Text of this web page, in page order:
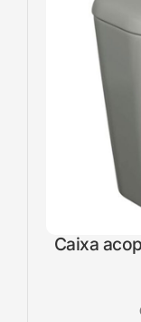
Caixa